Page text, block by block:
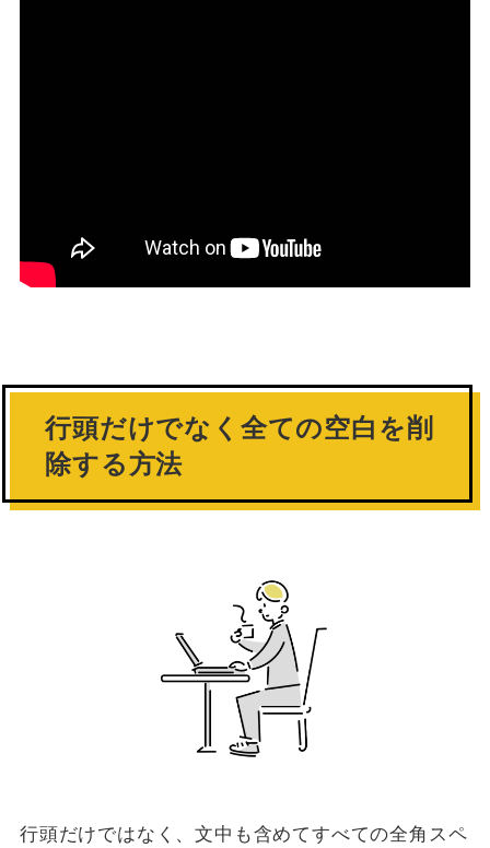
行頭だけでなく全ての空白を削
除する方法
行頭だけではなく、文中も含めてすべての全角スペ